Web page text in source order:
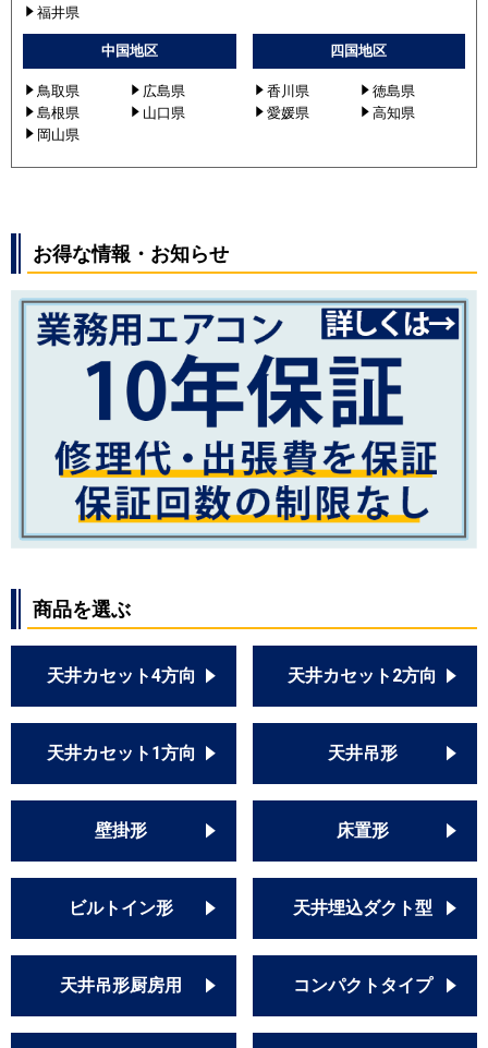
福井県
中国地区
鳥取県
広島県
島根県
山口県
岡山県
四国地区
香川県
徳島県
愛媛県
高知県
お得な情報・お知らせ
商品を選ぶ
天井カセット4方向 天井カセット2方向
天井カセット1方向 天井吊形
壁掛形 床置形
ビルトイン形 天井埋込ダクト型
天井吊形厨房用 コンパクトタイプ